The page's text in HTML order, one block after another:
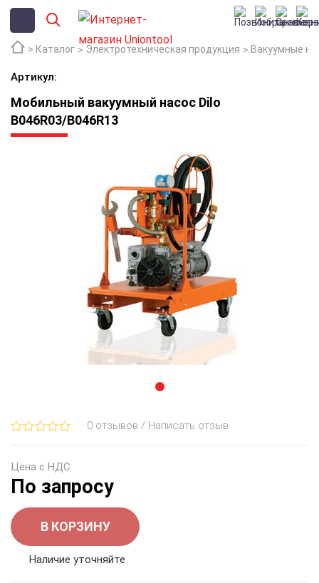
Каталог Электротехническая продукция Вакуумные
Артикул:
Мобильный вакуумный насос Dilo
B046R03/B046R13
0 отзывов / Написать отзыв
Цена с НДС
По запросу
В КОРЗИНУ
Наличие уточняйте